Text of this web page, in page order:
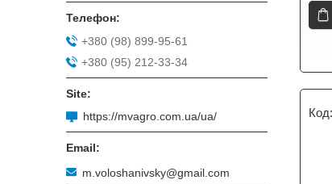
+380 (98) 899-95-61
+380 (95) 212-33-34
https://mvagro.com.ua/ua/
m.voloshanivsky@gmail.com